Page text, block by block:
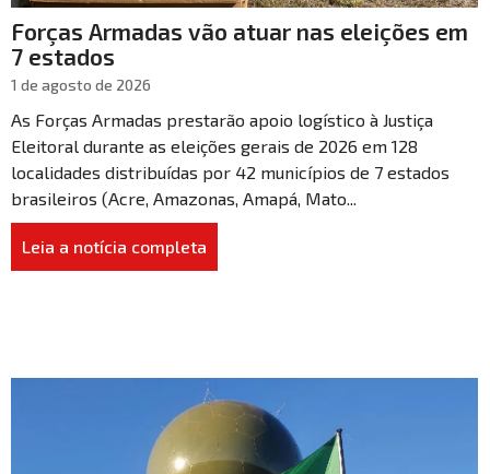
Forças Armadas vão atuar nas eleições em
7 estados
1 de agosto de 2026
As Forças Armadas prestarão apoio logístico à Justiça
Eleitoral durante as eleições gerais de 2026 em 128
localidades distribuídas por 42 municípios de 7 estados
brasileiros (Acre, Amazonas, Amapá, Mato...
Leia a notícia completa